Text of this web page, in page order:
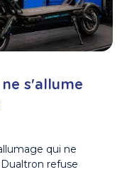
s'allume
qui ne
refuse